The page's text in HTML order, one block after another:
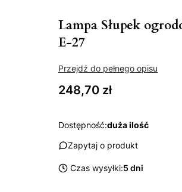
Lampa Słupek
E-27
Przejdź do pełnego opisu
Cena
248,70 zł
Dostępność:duża ilość
Zapytaj o produkt
Czas wysyłki:5 dni